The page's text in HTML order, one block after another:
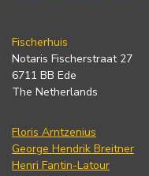
Fischerhuis
Notaris Fischerstraat 27
6711 BB Ede
The Netherlands
Floris Arntzenius
George Hendrik Breitner
Henri Fantin-Latour